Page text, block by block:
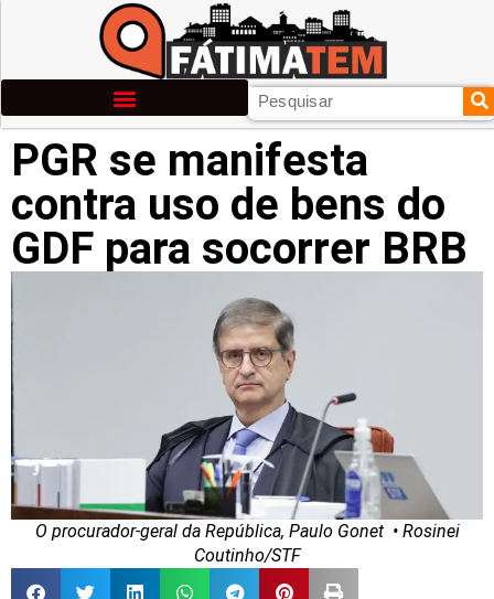
PGR se manifesta
contra uso de bens do
GDF para socorrer BRB
O procurador-geral da República, Paulo Gonet• Rosinei
Coutinho/STF